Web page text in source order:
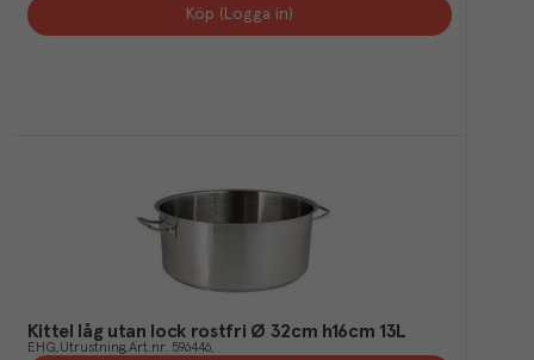
Köp (Logga in)
Kittel låg utan lock rostfri Ø 32cm h16cm 13L
EHG Utrustning Art.nr. 596446